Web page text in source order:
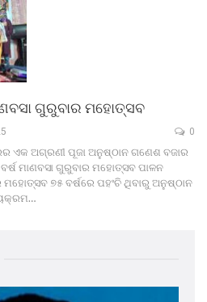
ଗୁରୁବାର ମହୋତ୍ସବ
0
ଏକ ଅଗ୍ରଣୀ ପୂଜା ଅନୁଷ୍ଠାନ ଗଣେଶ ବଜାର
ମାଣବସା ଗୁରୁବାର ମହୋତ୍ସବ ପାଳନ
ମହୋତ୍ସବ ୭୫ ବର୍ଷରେ ପହଂଚି ଥିବାରୁ ଅନୁଷ୍ଠାନ